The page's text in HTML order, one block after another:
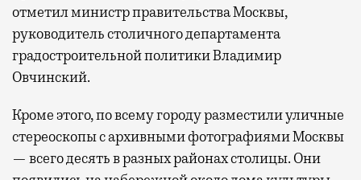
отметил министр правительства Москвы,
руководитель столичного департамента
градостроительной политики Владимир
Овчинский.
Кроме этого, по всему городу разместили уличные
стереоскопы с архивными фотографиями Москвы
— всего десять в разных районах столицы. Они